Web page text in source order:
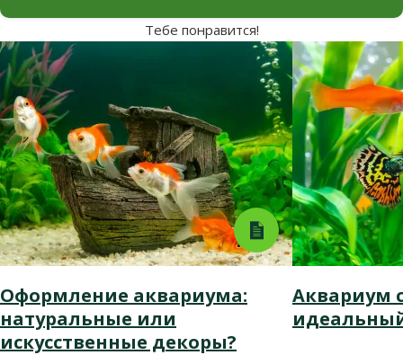
Тебе понравится!
Оформление аквариума:
натуральные или
искусственные декоры?
Аквариум